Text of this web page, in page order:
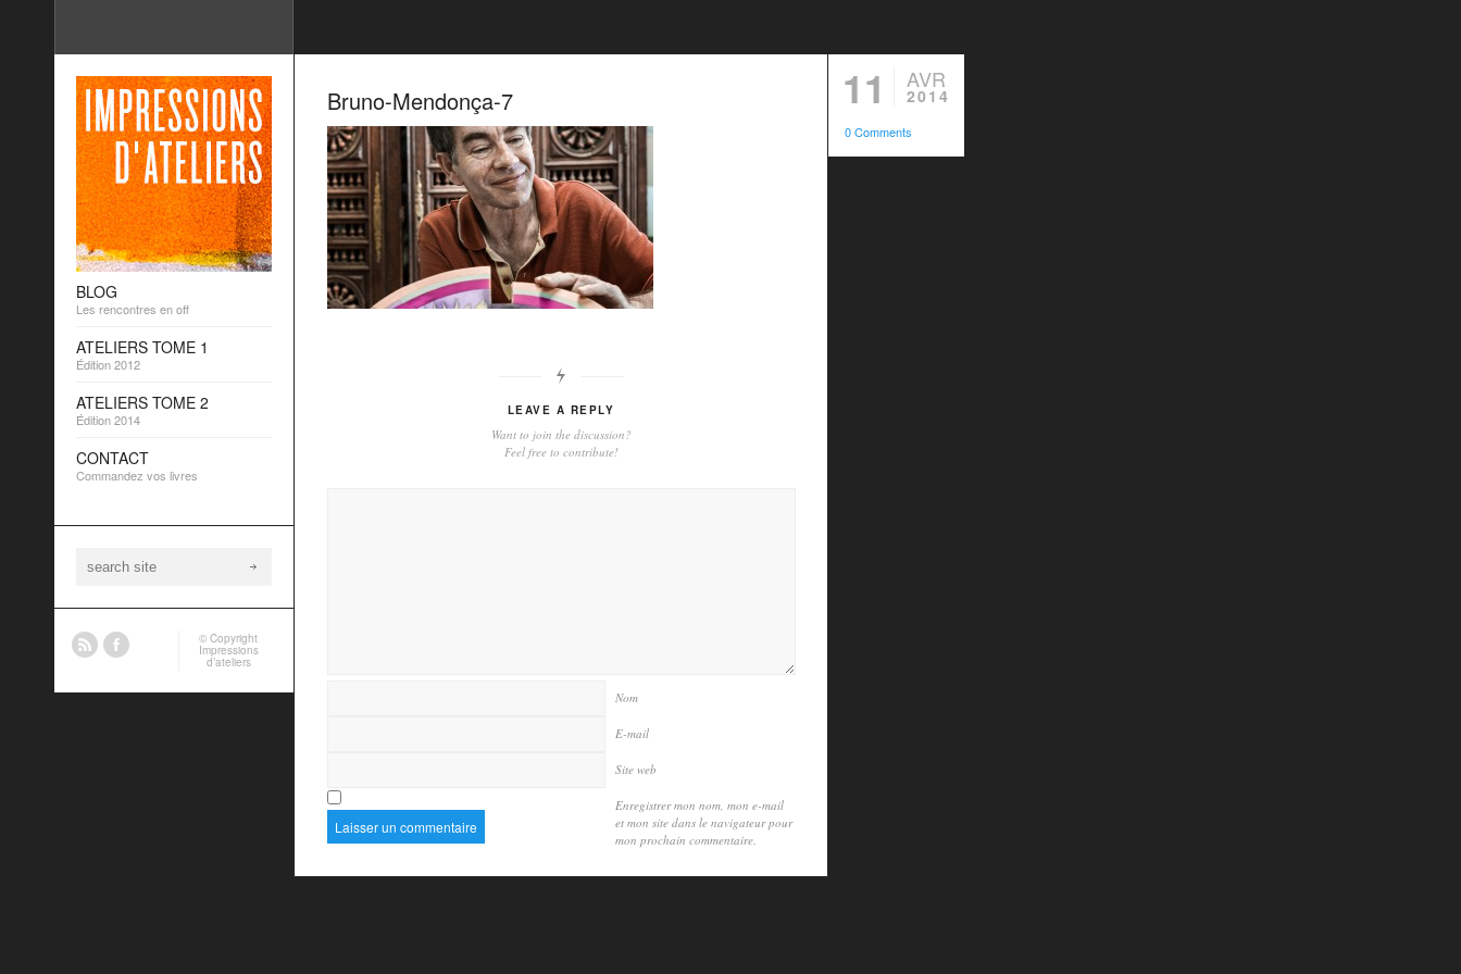
Bruno-Mendonça-7 11 AVR
2014
0 Comments
LEAVE A REPLY
Want to join the discussion?
Feel free to contribute!
Nom
E-mail
Site web
Enregistrer mon nom, mon e-mail
et mon site dans le navigateur pour
mon prochain commentaire.
BLOG
Les rencontres en off
ATELIERS TOME 1
Édition 2012
ATELIERS TOME 2
Édition 2014
CONTACT
Commandez vos livres
© Copyright
Impressions
d’ateliers